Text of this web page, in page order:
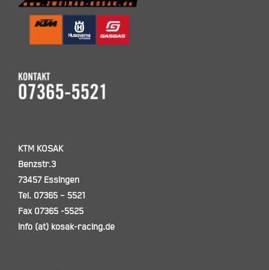
KTM KOSAK
Benzstr.3
73457 Essingen
Tel. 07365 – 5521
Fax 07365 -5525
info (at) kosak-racing.de